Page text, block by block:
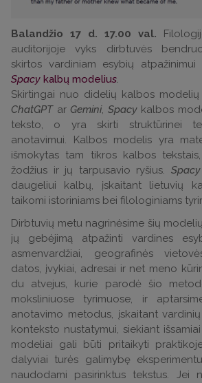
Balandžio 17 d. 17.00 val.
auditorijoje vyks dirbtuvės
skirtos vardiniam esybių atpažinimui
Spacy kalbų modelius.
Skirtingai nuo didelių kalbos modelių
ChatGPTar Gemini, Spacykalbos
teksto, o yra skirti struktūrinei
anotavimui. Kalbos modelis yra
išmokytas tam tikros kalbos
žodžius ir jų tarpusavio ryšius. Spacy
daugeliui kalbų, įskaitant lietuvių
taikomi istoriniams bei filologiniams
Dirbtuvių metu nagrinėsime šių
jų gebėjimą atpažinti vardines
asmenvardžiai, geografinės
datos, įvykiai, adresai ir net meno
du atvejus, kurie parodė šio
moksliniuose tyrimuose, ir
anotavimo metodus, įskaitant
konteksto nustatymui, siekiant
modeliai gali būti pritaikyti
dalyviai turės galimybę
naudodami pasirinktus tekstus. Jei